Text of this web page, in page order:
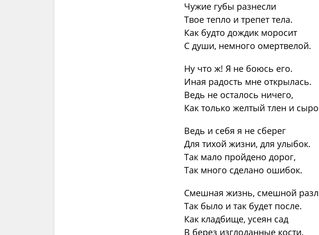
Чужие губы разнесли
Твое тепло и трепет тела.
Как будто дождик моросит
С души, немного омертвелой.
Ну что ж! Я не боюсь его.
Иная радость мне открылась.
Ведь не осталось ничего,
Как только желтый тлен и
Ведь и себя я не сберег
Для тихой жизни, для улыбок.
Так мало пройдено дорог,
Так много сделано ошибок.
Смешная жизнь, смешной
Так было и так будет после.
Как кладбище, усеян сад
В берез изглоданные кости.